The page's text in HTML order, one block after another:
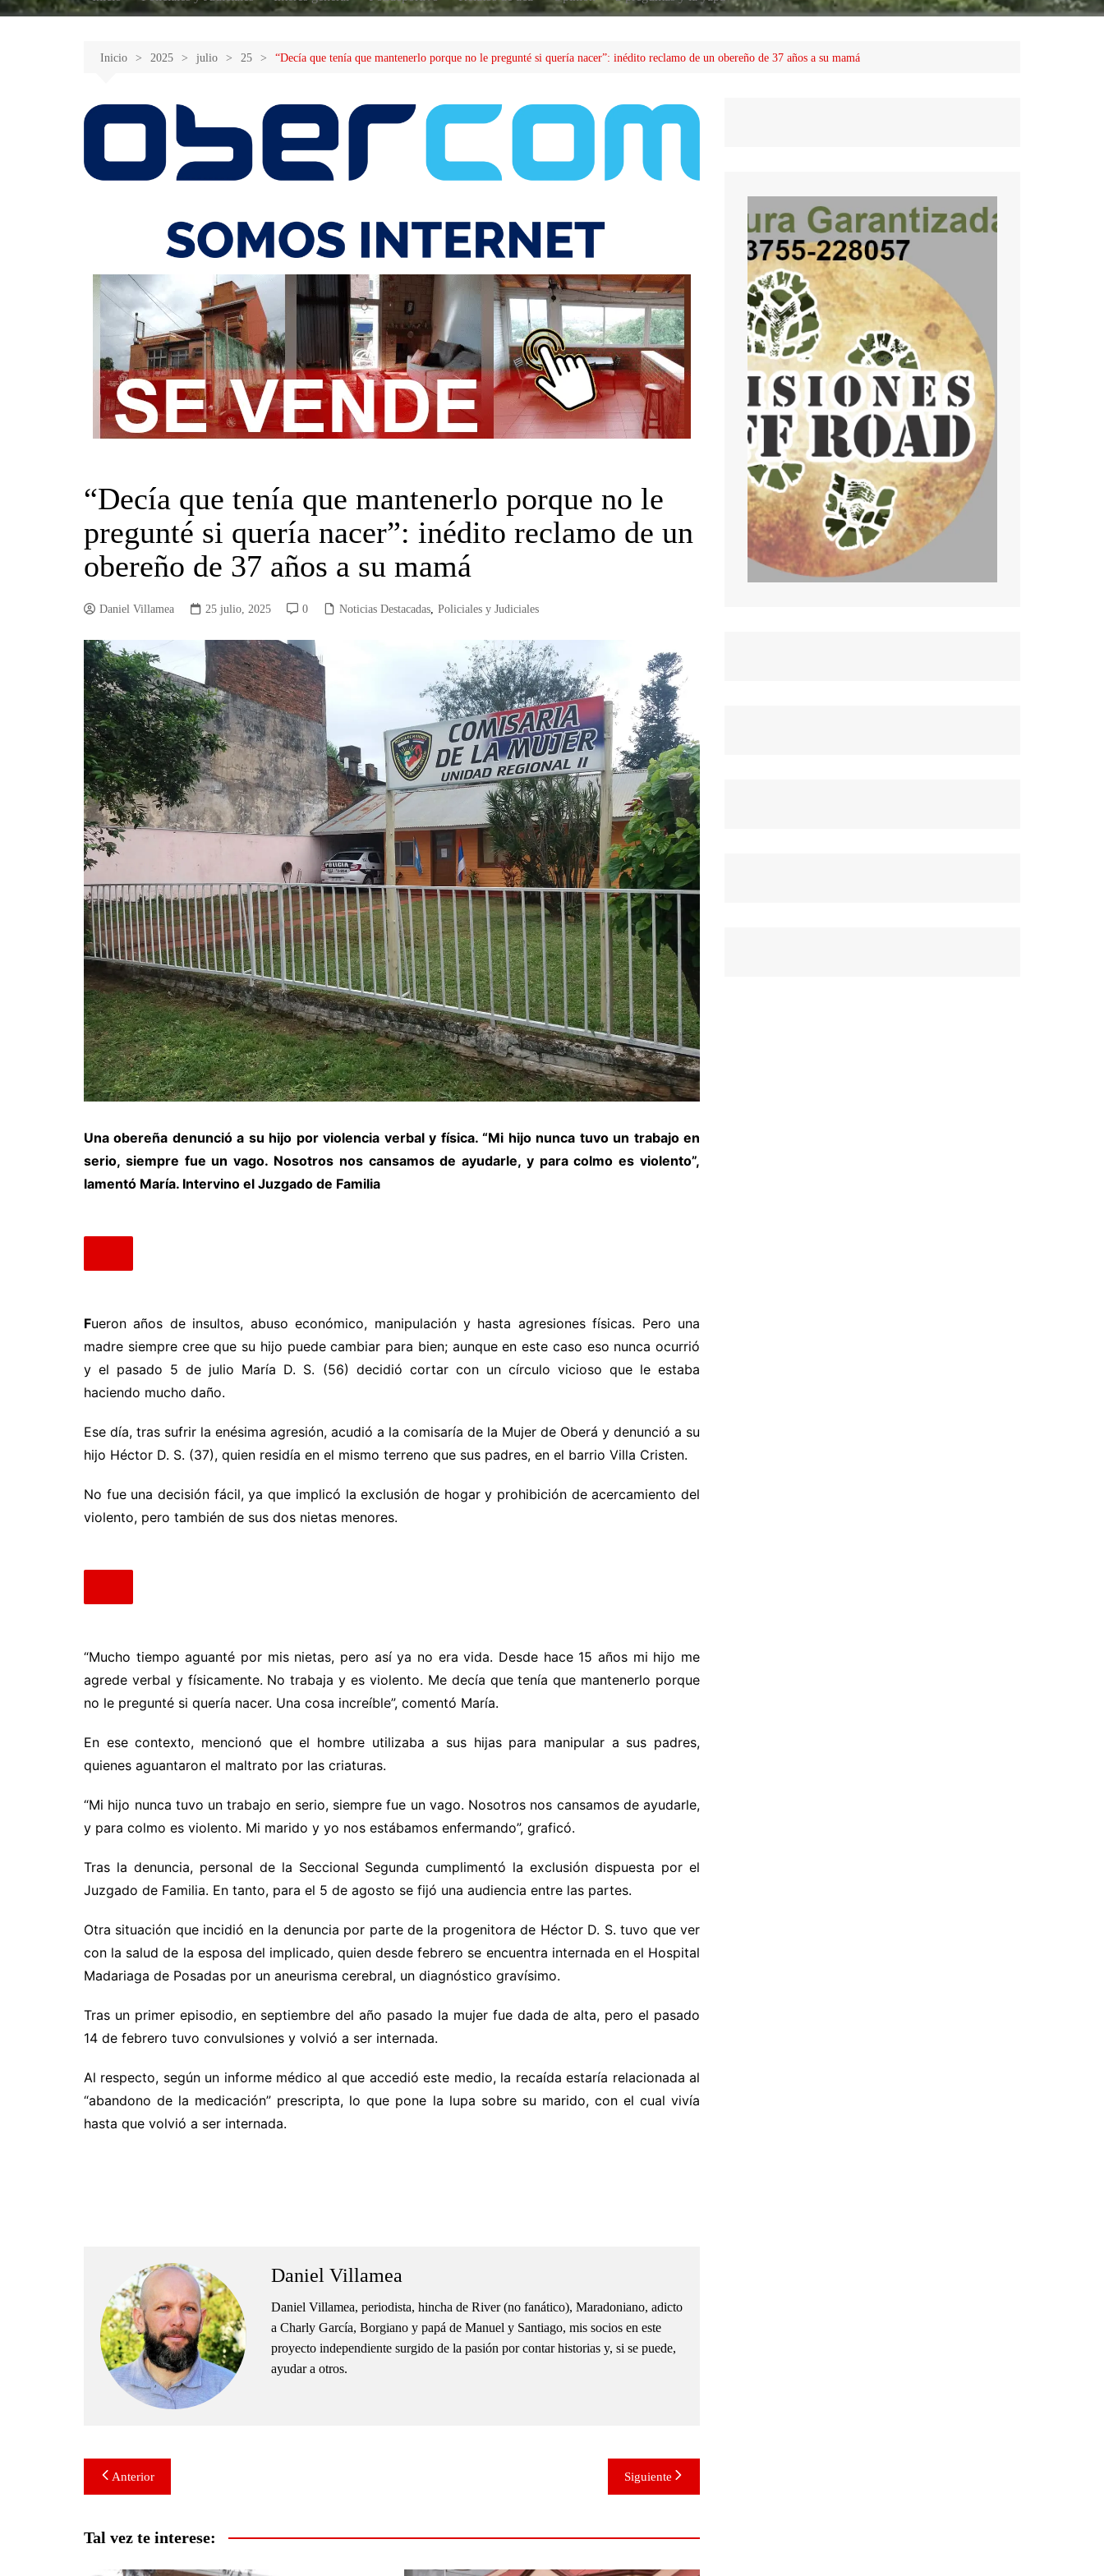
Inicio 2025 julio 25 “Decía que tenía que mantenerlo porque no le pregunté si quería nacer”: inédito reclamo de un obereño de 37 años a su mamá
“Decía que tenía que mantenerlo porque no le
pregunté si quería nacer”: inédito reclamo de un
obereño de 37 años a su mamá
Daniel Villamea 25 julio, 2025 0 Noticias Destacadas, Policiales y Judiciales
Una obereña denunció a su hijo por violencia verbal y física. “Mi hijo nunca tuvo un trabajo en
serio, siempre fue un vago. Nosotros nos cansamos de ayudarle, y para colmo es violento”,
lamentó María. Intervino el Juzgado de Familia
Fueron años de insultos, abuso económico, manipulación y hasta agresiones físicas. Pero una
madre siempre cree que su hijo puede cambiar para bien; aunque en este caso eso nunca ocurrió
y el pasado 5 de julio María D. S. (56) decidió cortar con un círculo vicioso que le estaba
haciendo mucho daño.
Ese día, tras sufrir la enésima agresión, acudió a la comisaría de la Mujer de Oberá y denunció a su
hijo Héctor D. S. (37), quien residía en el mismo terreno que sus padres, en el barrio Villa Cristen.
No fue una decisión fácil, ya que implicó la exclusión de hogar y prohibición de acercamiento del
violento, pero también de sus dos nietas menores.
“Mucho tiempo aguanté por mis nietas, pero así ya no era vida. Desde hace 15 años mi hijo me
agrede verbal y físicamente. No trabaja y es violento. Me decía que tenía que mantenerlo porque
no le pregunté si quería nacer. Una cosa increíble”, comentó María.
En ese contexto, mencionó que el hombre utilizaba a sus hijas para manipular a sus padres,
quienes aguantaron el maltrato por las criaturas.
“Mi hijo nunca tuvo un trabajo en serio, siempre fue un vago. Nosotros nos cansamos de ayudarle,
y para colmo es violento. Mi marido y yo nos estábamos enfermando”, graficó.
Tras la denuncia, personal de la Seccional Segunda cumplimentó la exclusión dispuesta por el
Juzgado de Familia. En tanto, para el 5 de agosto se fijó una audiencia entre las partes.
Otra situación que incidió en la denuncia por parte de la progenitora de Héctor D. S. tuvo que ver
con la salud de la esposa del implicado, quien desde febrero se encuentra internada en el Hospital
Madariaga de Posadas por un aneurisma cerebral, un diagnóstico gravísimo.
Tras un primer episodio, en septiembre del año pasado la mujer fue dada de alta, pero el pasado
14 de febrero tuvo convulsiones y volvió a ser internada.
Al respecto, según un informe médico al que accedió este medio, la recaída estaría relacionada al
“abandono de la medicación” prescripta, lo que pone la lupa sobre su marido, con el cual vivía
hasta que volvió a ser internada.
Daniel Villamea
Daniel Villamea, periodista, hincha de River (no fanático), Maradoniano, adicto
a Charly García, Borgiano y papá de Manuel y Santiago, mis socios en este
proyecto independiente surgido de la pasión por contar historias y, si se puede,
ayudar a otros.
Navegación
de
entradas
Anterior Siguiente
Tal vez te interese: